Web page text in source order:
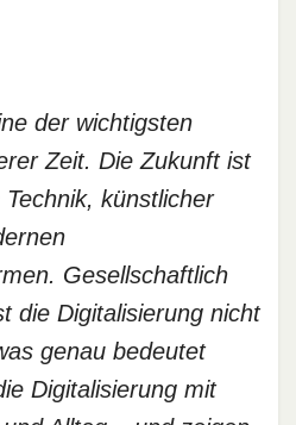
der wichtigsten
Zeit. Die Zukunft ist
künstlicher
Gesellschaftlich
die Digitalisierung nicht
genau bedeutet
Digitalisierung mit